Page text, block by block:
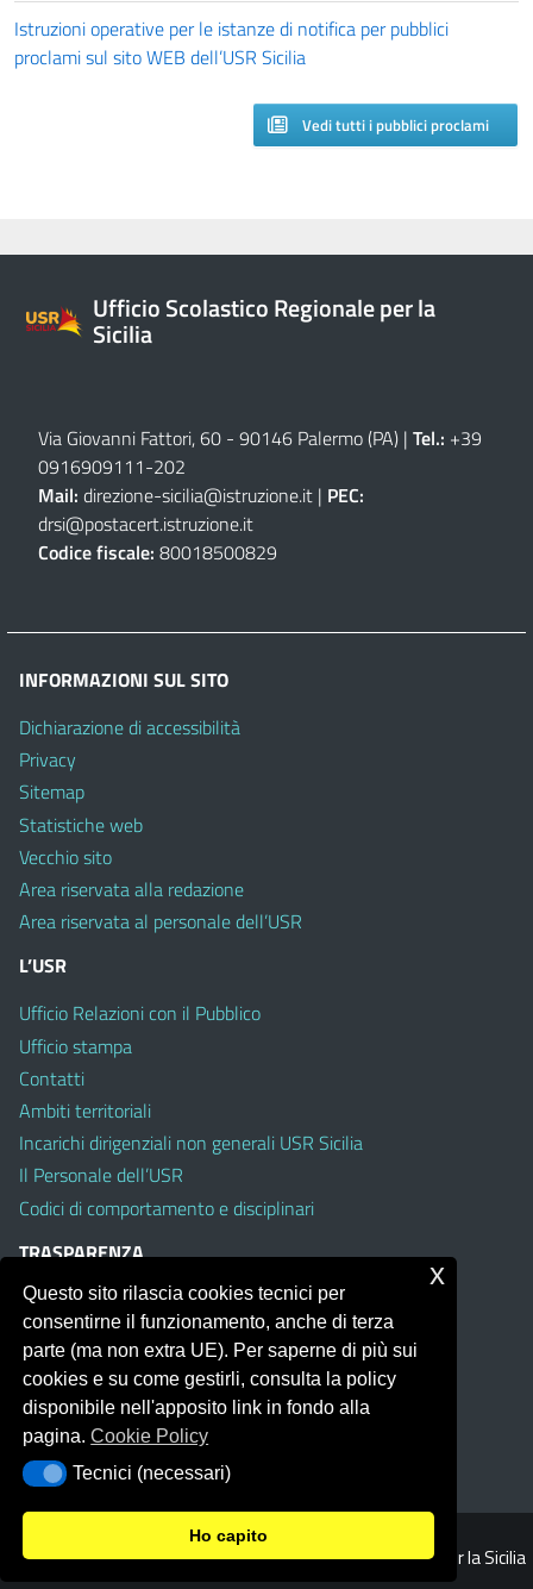
Istruzioni operative per le istanze di notifica per pubblici
proclami sul sito WEB dell’USR Sicilia
Vedi tutti i pubblici proclami
Ufficio Scolastico Regionale per la
Sicilia
Via Giovanni Fattori, 60 - 90146 Palermo (PA) | Tel.: +39
0916909111-202
Mail: direzione-sicilia@istruzione.it | PEC:
drsi@postacert.istruzione.it
Codice fiscale: 80018500829
INFORMAZIONI SUL SITO
Dichiarazione di accessibilità
Privacy
Sitemap
Statistiche web
Vecchio sito
Area riservata alla redazione
Area riservata al personale dell’USR
L’USR
Ufficio Relazioni con il Pubblico
Ufficio stampa
Contatti
Ambiti territoriali
Incarichi dirigenziali non generali USR Sicilia
Il Personale dell’USR
Codici di comportamento e disciplinari
TRASPARENZA
Albo on line
Amministrazione Trasparente
Pubblici proclami
PTPCT per le Istituzioni scolastiche della Sicilia
Whistleblowing
Obiettivi di Accessibilità
© 2026 Ufficio Scolastico Regionale per la Sicilia
Questo sito rilascia cookies tecnici per
consentirne il funzionamento, anche di terza
parte (ma non extra UE). Per saperne di più sui
cookies e su come gestirli, consulta la policy
disponibile nell'apposito link in fondo alla
pagina.Cookie Policy
Tecnici (necessari)
Tecnici (necessari)
Ho capito
x